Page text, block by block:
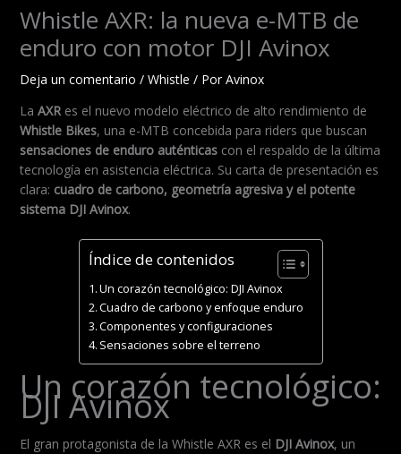
Whistle AXR: la nueva e-MTB de
enduro con motor DJI Avinox
Deja un comentario / Whistle / PorAvinox
La AXRes el nuevo modelo eléctrico de alto rendimiento de
Whistle Bikes, una e-MTB concebida para riders que buscan
sensaciones de enduro auténticascon el respaldo de la última
tecnología en asistencia eléctrica. Su carta de presentación es
clara: cuadro de carbono, geometría agresiva y el potente
sistema DJI Avinox.
Índice de contenidos
Un corazón tecnológico: DJI Avinox
Cuadro de carbono y enfoque enduro
Componentes y configuraciones
Sensaciones sobre el terreno
Un corazón tecnológico:
DJI Avinox
El gran protagonista de la Whistle AXR es el DJI Avinox, un